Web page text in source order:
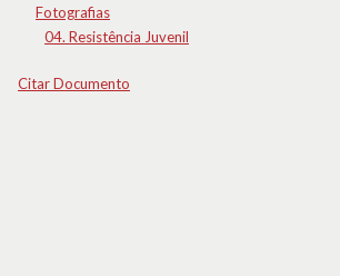
Fotografias
04. Resistência Juvenil
Citar Documento